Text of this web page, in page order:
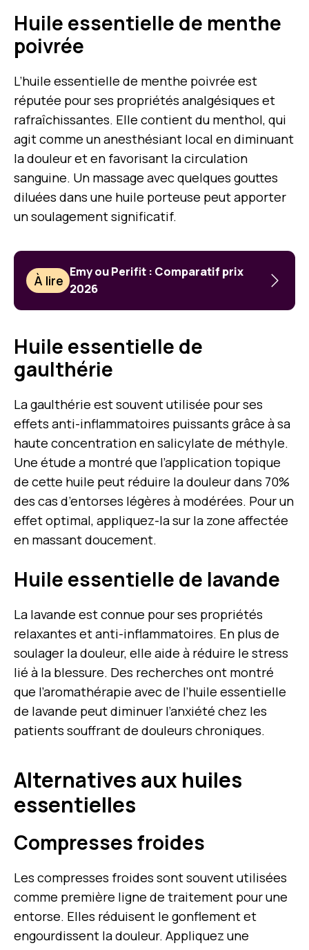
Huile essentielle de menthe
poivrée
L’huile essentielle de menthe poivrée est
réputée pour ses propriétés analgésiques et
rafraîchissantes. Elle contient du menthol, qui
agit comme un anesthésiant local en diminuant
la douleur et en favorisant la circulation
sanguine. Un massage avec quelques gouttes
diluées dans une huile porteuse peut apporter
un soulagement significatif.
À lire
Emy ou Perifit : Comparatif prix
2026
Huile essentielle de
gaulthérie
La gaulthérie est souvent utilisée pour ses
effets anti-inflammatoires puissants grâce à sa
haute concentration en salicylate de méthyle.
Une étude a montré que l’application topique
de cette huile peut réduire la douleur dans 70%
des cas d’entorses légères à modérées. Pour un
effet optimal, appliquez-la sur la zone affectée
en massant doucement.
Huile essentielle de lavande
La lavande est connue pour ses propriétés
relaxantes et anti-inflammatoires. En plus de
soulager la douleur, elle aide à réduire le stress
lié à la blessure. Des recherches ont montré
que l’aromathérapie avec de l’huile essentielle
de lavande peut diminuer l’anxiété chez les
patients souffrant de douleurs chroniques.
Alternatives aux huiles
essentielles
Compresses froides
Les compresses froides sont souvent utilisées
comme première ligne de traitement pour une
entorse. Elles réduisent le gonflement et
engourdissent la douleur. Appliquez une